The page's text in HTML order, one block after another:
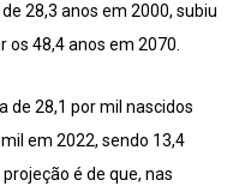
28,3 anos em 2000, subiu
os 48,4 anos em 2070.
de 28,1 por mil nascidos
em 2022, sendo 13,4
é de que, nas